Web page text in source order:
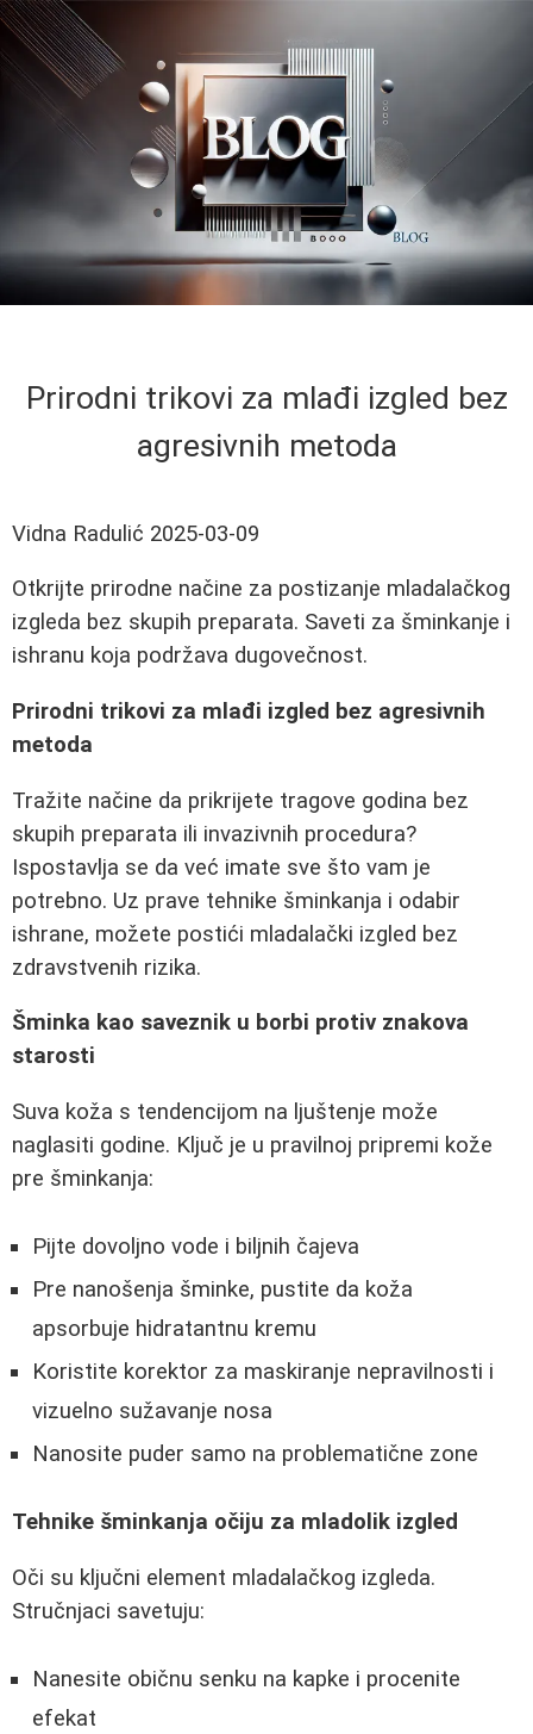
Prirodni trikovi za mlađi izgled bez
agresivnih metoda
Vidna Radulić 2025-03-09
Otkrijte prirodne načine za postizanje mladalačkog
izgleda bez skupih preparata. Saveti za šminkanje i
ishranu koja podržava dugovečnost.
Prirodni trikovi za mlađi izgled bez agresivnih
metoda
Tražite načine da prikrijete tragove godina bez
skupih preparata ili invazivnih procedura?
Ispostavlja se da već imate sve što vam je
potrebno. Uz prave tehnike šminkanja i odabir
ishrane, možete postići mladalački izgled bez
zdravstvenih rizika.
Šminka kao saveznik u borbi protiv znakova
starosti
Suva koža s tendencijom na ljuštenje može
naglasiti godine. Ključ je u pravilnoj pripremi kože
pre šminkanja:
Pijte dovoljno vode i biljnih čajeva
Pre nanošenja šminke, pustite da koža
apsorbuje hidratantnu kremu
Koristite korektor za maskiranje nepravilnosti i
vizuelno sužavanje nosa
Nanosite puder samo na problematične zone
Tehnike šminkanja očiju za mladolik izgled
Oči su ključni element mladalačkog izgleda.
Stručnjaci savetuju:
Nanesite običnu senku na kapke i procenite
efekat